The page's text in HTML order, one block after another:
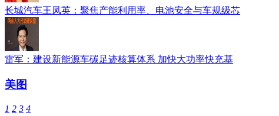
长城汽车王凤英：聚焦产能利用率、电池安全与车规级芯
雷军：建设新能源车碳足迹核算体系 加快大功率快充基
美图
1 2 3 4